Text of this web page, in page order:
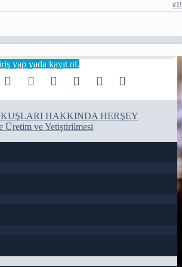
yap yada kayıt ol.
Reddit PinterestTumblr WhatsApp
E-posta
HAKKINDA HERŞEY
Üretim ve Yetiştirilmesi